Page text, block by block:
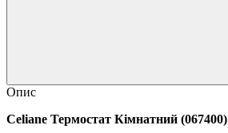
Опис
Celiane Термостат Кімнатний (067400)